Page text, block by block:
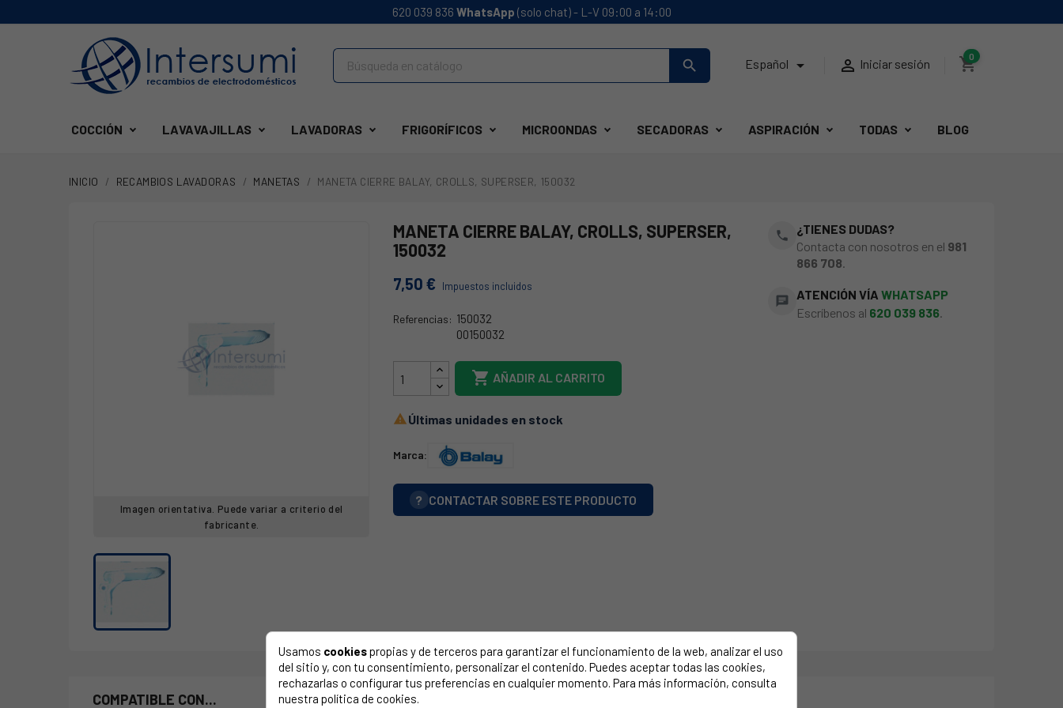
620 039 836 WhatsApp (solo chat) - L-V 09:00 a 14:00
search Español   Iniciar sesión shopping_cart
0
COCCIÓN LAVAVAJILLAS LAVADORAS FRIGORÍFICOS MICROONDAS SECADORAS ASPIRACIÓN TODAS BLOG
INICIO RECAMBIOS LAVADORAS MANETAS MANETA CIERRE BALAY, CROLLS, SUPERSER, 150032
Imagen orientativa. Puede variar a criterio del
fabricante.
MANETA CIERRE BALAY, CROLLS, SUPERSER,
150032
7,50 € Impuestos incluidos
Referencias: 150032
00150032
 AÑADIR AL CARRITO
 Últimas unidades en stock
Marca:
? CONTACTAR SOBRE ESTE PRODUCTO
phone
¿TIENES DUDAS?
Contacta con nosotros en el 981
866 708.
chat ATENCIÓN VÍAWHATSAPP
Escríbenos al 620 039 836
COMPATIBLE CON...
Usamos cookiespropias y de terceros para garantizar el funcionamiento de la web, analizar el uso
del sitio y, con tu consentimiento, personalizar el contenido. Puedes aceptar todas las cookies,
rechazarlas o configurar tus preferencias en cualquier momento. Para más información, consulta
nuestra política de cookies.